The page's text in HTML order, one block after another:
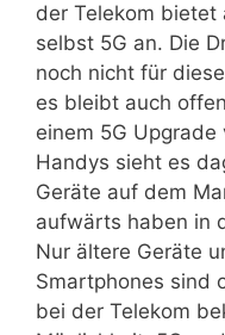
der Telekom bietet
selbst 5G an. Die
noch nicht für
es bleibt auch
einem 5G
Handys sieht es
Geräte auf dem
aufwärts haben in
Nur ältere Geräte
Smartphones sind
bei der Telekom